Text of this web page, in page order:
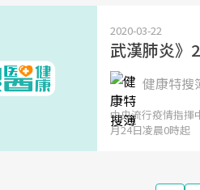
2020-03-22
武漢肺炎》
健康特搜
中央流行疫情指揮
月24日凌晨0時起